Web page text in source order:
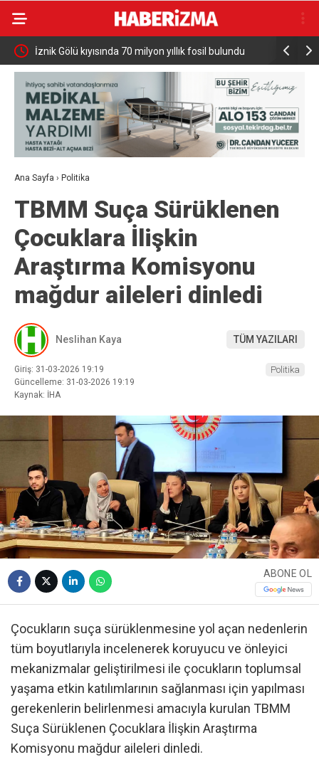
İznik Gölü kıyısında 70 milyon yıllık fosil bulundu
Ana Sayfa › Politika
TBMM Suça Sürüklenen
Çocuklara İlişkin
Araştırma Komisyonu
mağdur aileleri dinledi
Neslihan Kaya TÜM YAZILARI
Giriş: 31-03-2026 19:19
Güncelleme: 31-03-2026 19:19
Kaynak: İHA
Politika
ABONE OL
Çocukların suça sürüklenmesine yol açan nedenlerin
tüm boyutlarıyla incelenerek koruyucu ve önleyici
mekanizmalar geliştirilmesi ile çocukların toplumsal
yaşama etkin katılımlarının sağlanması için yapılması
gerekenlerin belirlenmesi amacıyla kurulan TBMM
Suça Sürüklenen Çocuklara İlişkin Araştırma
Komisyonu mağdur aileleri dinledi.